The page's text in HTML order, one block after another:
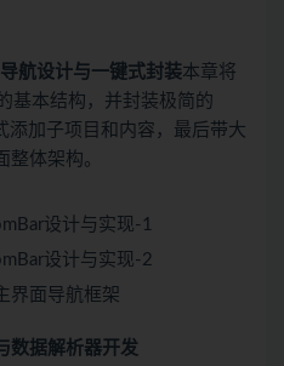
航设计与一键式封装本章将
基本结构，并封装极简的
添加子项目和内容，最后带大
整体架构。
设计与实现-1
设计与实现-2
界面导航框架
数据解析器开发